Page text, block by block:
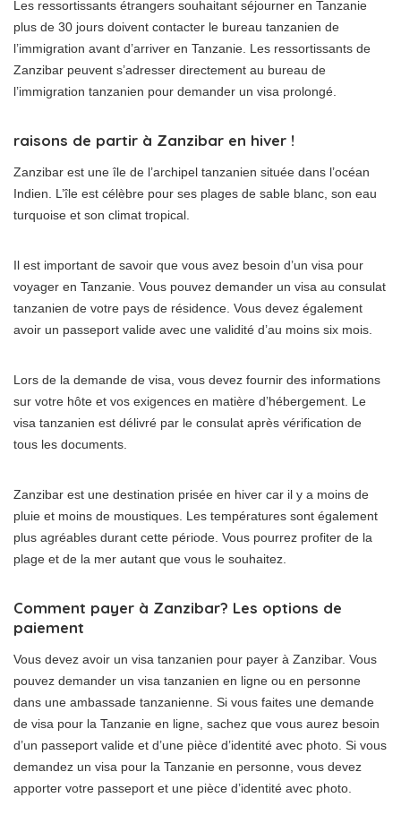
Les ressortissants étrangers souhaitant séjourner en Tanzanie
plus de 30 jours doivent contacter le bureau tanzanien de
l’immigration avant d’arriver en Tanzanie. Les ressortissants de
Zanzibar peuvent s’adresser directement au bureau de
l’immigration tanzanien pour demander un visa prolongé.
raisons de partir à Zanzibar en hiver !
Zanzibar est une île de l’archipel tanzanien située dans l’océan
Indien. L’île est célèbre pour ses plages de sable blanc, son eau
turquoise et son climat tropical.
Il est important de savoir que vous avez besoin d’un visa pour
voyager en Tanzanie. Vous pouvez demander un visa au consulat
tanzanien de votre pays de résidence. Vous devez également
avoir un passeport valide avec une validité d’au moins six mois.
Lors de la demande de visa, vous devez fournir des informations
sur votre hôte et vos exigences en matière d’hébergement. Le
visa tanzanien est délivré par le consulat après vérification de
tous les documents.
Zanzibar est une destination prisée en hiver car il y a moins de
pluie et moins de moustiques. Les températures sont également
plus agréables durant cette période. Vous pourrez profiter de la
plage et de la mer autant que vous le souhaitez.
Comment payer à Zanzibar? Les options de
paiement
Vous devez avoir un visa tanzanien pour payer à Zanzibar. Vous
pouvez demander un visa tanzanien en ligne ou en personne
dans une ambassade tanzanienne. Si vous faites une demande
de visa pour la Tanzanie en ligne, sachez que vous aurez besoin
d’un passeport valide et d’une pièce d’identité avec photo. Si vous
demandez un visa pour la Tanzanie en personne, vous devez
apporter votre passeport et une pièce d’identité avec photo.